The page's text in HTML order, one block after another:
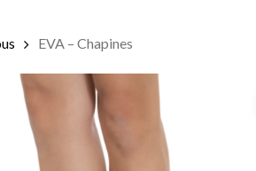
EVA – Chapines